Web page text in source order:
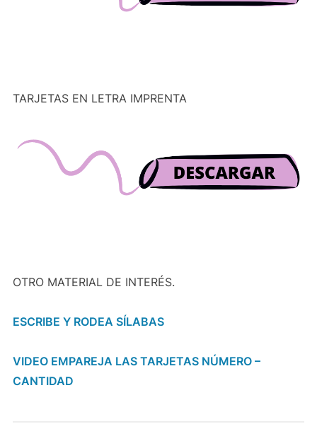
TARJETAS EN LETRA IMPRENTA
OTRO MATERIAL DE INTERÉS.
ESCRIBE Y RODEA SÍLABAS
VIDEO EMPAREJA LAS TARJETAS NÚMERO –
CANTIDAD